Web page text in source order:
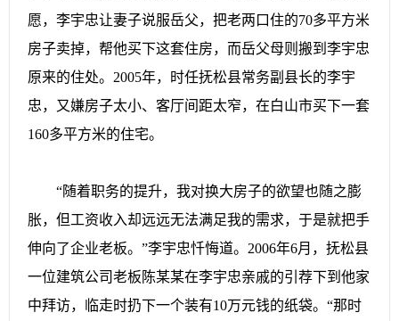
愿，李宇忠让妻子说服岳父，把老两口住的70多平方米
房子卖掉，帮他买下这套住房，而岳父母则搬到李宇忠
原来的住处。2005年，时任抚松县常务副县长的李宇
忠，又嫌房子太小、客厅间距太窄，在白山市买下一套
160多平方米的住宅。
“随着职务的提升，我对换大房子的欲望也随之膨
胀，但工资收入却远远无法满足我的需求，于是就把手
伸向了企业老板。”李宇忠忏悔道。2006年6月，抚松县
一位建筑公司老板陈某某在李宇忠亲戚的引荐下到他家
中拜访，临走时扔下一个装有10万元钱的纸袋。“那时